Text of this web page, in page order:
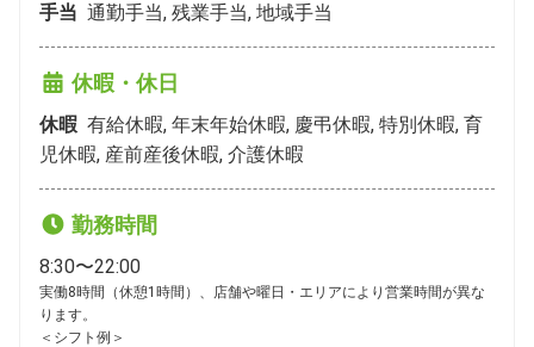
手当 通勤手当, 残業手当, 地域手当
休暇・休日
休暇 有給休暇, 年末年始休暇, 慶弔休暇, 特別休暇, 育
児休暇, 産前産後休暇, 介護休暇
勤務時間
8:30〜22:00
実働8時間（休憩1時間）、店舗や曜日・エリアにより営業時間が異な
ります。
＜シフト例＞